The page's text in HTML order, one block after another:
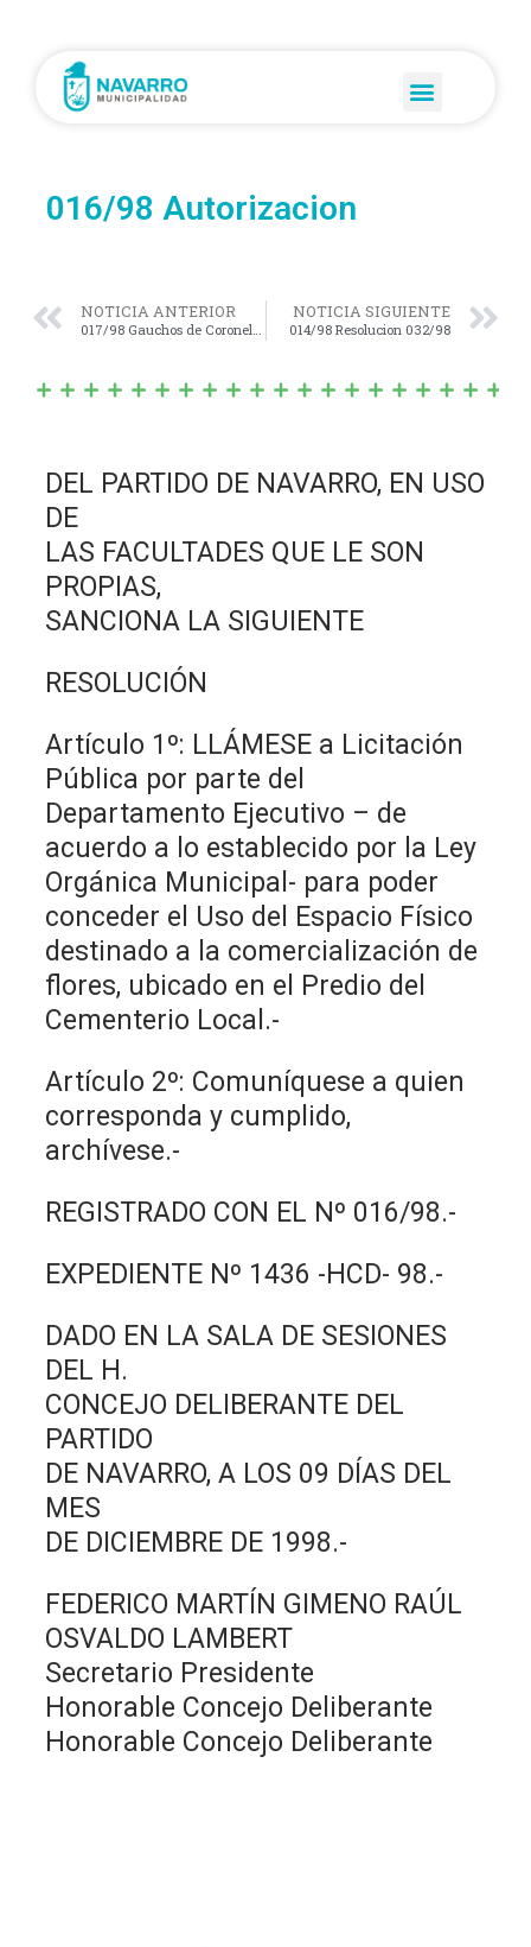
016/98 Autorizacion
NOTICIA ANTERIOR
017/98 Gauchos de Coronel Manuel Dorrego
NOTICIA SIGUIENTE
014/98 Resolucion 032/98
DEL PARTIDO DE NAVARRO, EN USO
DE
LAS FACULTADES QUE LE SON
PROPIAS,
SANCIONA LA SIGUIENTE
RESOLUCIÓN
Artículo 1º: LLÁMESE a Licitación
Pública por parte del
Departamento Ejecutivo – de
acuerdo a lo establecido por la Ley
Orgánica Municipal- para poder
conceder el Uso del Espacio Físico
destinado a la comercialización de
flores, ubicado en el Predio del
Cementerio Local.-
Artículo 2º: Comuníquese a quien
corresponda y cumplido,
archívese.-
REGISTRADO CON EL Nº 016/98.-
EXPEDIENTE Nº 1436 -HCD- 98.-
DADO EN LA SALA DE SESIONES
DEL H.
CONCEJO DELIBERANTE DEL
PARTIDO
DE NAVARRO, A LOS 09 DÍAS DEL
MES
DE DICIEMBRE DE 1998.-
FEDERICO MARTÍN GIMENO RAÚL
OSVALDO LAMBERT
Secretario Presidente
Honorable Concejo Deliberante
Honorable Concejo Deliberante